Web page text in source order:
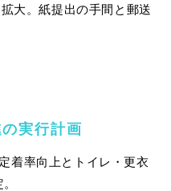
大。紙提出の手間と郵送
実行計画
着率向上とトイレ・更衣